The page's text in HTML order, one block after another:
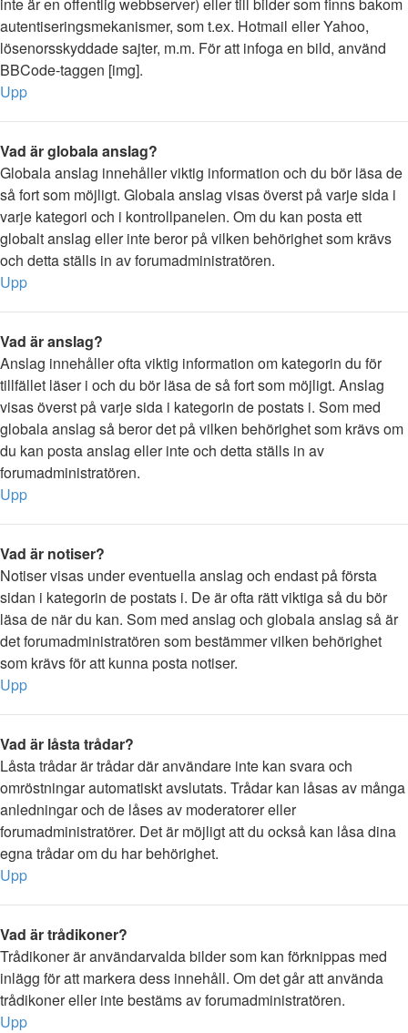
autentiseringsmekanismer, som t.ex. Hotmail eller Yahoo,
lösenorsskyddade sajter, m.m. För att infoga en bild, använd
BBCode-taggen [img].
Upp
Vad är globala anslag?
Globala anslag innehåller viktig information och du bör läsa de
så fort som möjligt. Globala anslag visas överst på varje sida i
varje kategori och i kontrollpanelen. Om du kan posta ett
globalt anslag eller inte beror på vilken behörighet som krävs
och detta ställs in av forumadministratören.
Upp
Vad är anslag?
Anslag innehåller ofta viktig information om kategorin du för
tillfället läser i och du bör läsa de så fort som möjligt. Anslag
visas överst på varje sida i kategorin de postats i. Som med
globala anslag så beror det på vilken behörighet som krävs om
du kan posta anslag eller inte och detta ställs in av
forumadministratören.
Upp
Vad är notiser?
Notiser visas under eventuella anslag och endast på första
sidan i kategorin de postats i. De är ofta rätt viktiga så du bör
läsa de när du kan. Som med anslag och globala anslag så är
det forumadministratören som bestämmer vilken behörighet
som krävs för att kunna posta notiser.
Upp
Vad är låsta trådar?
Låsta trådar är trådar där användare inte kan svara och
omröstningar automatiskt avslutats. Trådar kan låsas av många
anledningar och de låses av moderatorer eller
forumadministratörer. Det är möjligt att du också kan låsa dina
egna trådar om du har behörighet.
Upp
Vad är trådikoner?
Trådikoner är användarvalda bilder som kan förknippas med
inlägg för att markera dess innehåll. Om det går att använda
trådikoner eller inte bestäms av forumadministratören.
Upp